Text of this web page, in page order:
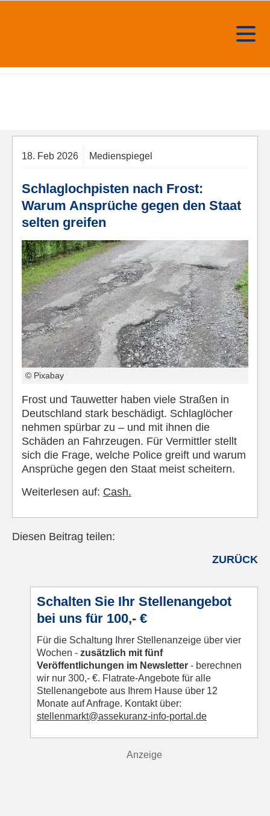
18. Feb 2026 Medienspiegel
Schlaglochpisten nach Frost:
Warum Ansprüche gegen den Staat
selten greifen
© Pixabay
Frost und Tauwetter haben viele Straßen in
Deutschland stark beschädigt. Schlaglöcher
nehmen spürbar zu – und mit ihnen die
Schäden an Fahrzeugen. Für Vermittler stellt
sich die Frage, welche Police greift und warum
Ansprüche gegen den Staat meist scheitern.
Weiterlesen auf: Cash.
Diesen Beitrag teilen:
ZURÜCK
Schalten Sie Ihr Stellenangebot
bei uns für 100,- €
Für die Schaltung Ihrer Stellenanzeige über vier
Wochen - zusätzlich mit fünf
Veröffentlichungen im Newsletter - berechnen
wir nur 300,- €. Flatrate-Angebote für alle
Stellenangebote aus Ihrem Hause über 12
Monate auf Anfrage. Kontakt über:
stellenmarkt@assekuranz-info-portal.de
Anzeige